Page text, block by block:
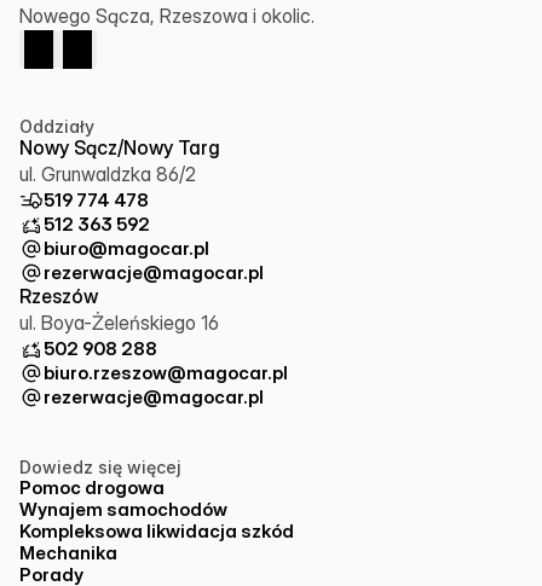
Nowego Sącza, Rzeszowa i okolic.
Oddziały
Nowy Sącz/Nowy Targ
ul. Grunwaldzka 86/2
519 774 478
512 363 592
biuro@magocar.pl
rezerwacje@magocar.pl
Rzeszów
ul. Boya-Żeleńskiego 16
502 908 288
biuro.rzeszow@magocar.pl
rezerwacje@magocar.pl
Dowiedz się więcej
Pomoc drogowa
Wynajem samochodów
Kompleksowa likwidacja szkód
Mechanika
Porady